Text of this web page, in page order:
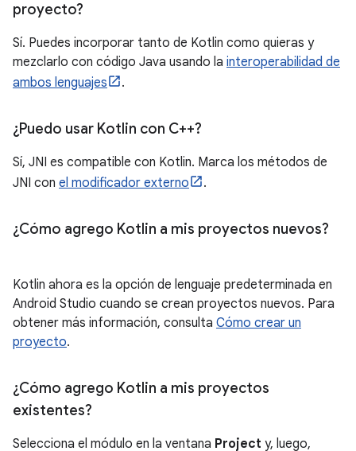
proyecto?
Sí. Puedes incorporar tanto de Kotlin como quieras y
mezclarlo con código Java usando la interoperabilidad de
ambos lenguajes
.
¿Puedo usar Kotlin con C++?
Sí, JNI es compatible con Kotlin. Marca los métodos de
JNI con el modificador externo .
¿Cómo agrego Kotlin a mis proyectos nuevos?
Kotlin ahora es la opción de lenguaje predeterminada en
Android Studio cuando se crean proyectos nuevos. Para
obtener más información, consulta Cómo crear un
proyecto.
¿Cómo agrego Kotlin a mis proyectos
existentes?
Selecciona el módulo en la ventana Project y, luego,